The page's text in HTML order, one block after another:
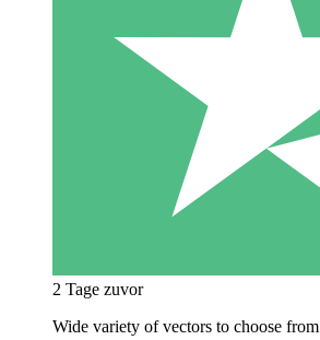
2 Tage zuvor
Wide variety of vectors to choose from